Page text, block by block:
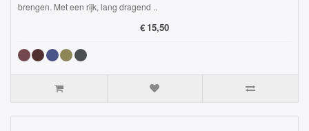
brengen. Met een rijk, lang dragend ..
€ 15,50